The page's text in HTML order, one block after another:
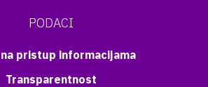
PODACI
pristup informacijama
Transparentnost